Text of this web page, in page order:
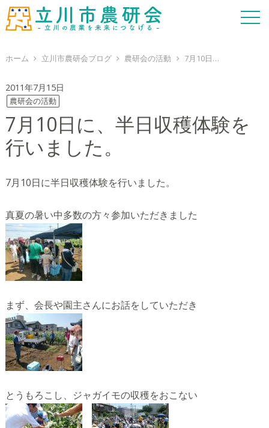
ホーム 立川市農研会ブログ 農研会の活動 7月10日に、半日収穫体験を行いました。
2011年7月15日
農研会の活動
7月10日に、半日収穫体験を
行いました。
7月10日に半日収穫体験を行いました。
真夏の暑い中多数の方々参加いただきました
まず、会長や園主さんにお話をしていただき
とうもろこし、ジャガイモの収穫をおこない